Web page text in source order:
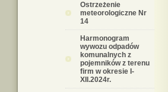
Ostrzeżenie
meteorologiczne Nr
14
Harmonogram
wywozu odpadów
komunalnych z
pojemników z terenu
firm w okresie I-
XII.2024r.